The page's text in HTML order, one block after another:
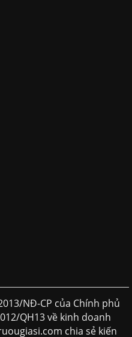
NĐ-CP của Chính phủ
QH13 về kinh doanh
chia sẻ kiến